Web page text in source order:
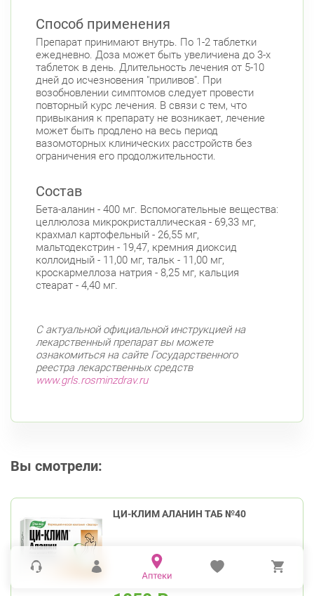
Способ применения
Препарат принимают внутрь. По 1-2 таблетки
ежедневно. Доза может быть увеличиена до 3-х
таблеток в день. Длительность лечения от 5-10
дней до исчезновения "приливов". При
возобновлении симптомов следует провести
повторный курс лечения. В связи с тем, что
привыкания к препарату не возникает, лечение
может быть продлено на весь период
вазомоторных клинических расстройств без
ограничения его продолжительности.
Состав
Бета-аланин - 400 мг. Вспомогательные вещества:
целлюлоза микрокристаллическая - 69,33 мг,
крахмал картофельный - 26,55 мг,
мальтодекстрин - 19,47, кремния диоксид
коллоидный - 11,00 мг, тальк - 11,00 мг,
кроскармеллоза натрия - 8,25 мг, кальция
стеарат - 4,40 мг.
С актуальной официальной инструкцией на
лекарственный препарат вы можете
ознакомиться на сайте Государственного
реестра лекарственных средств
www.grls.rosminzdrav.ru
Вы смотрели:
ЦИ-КЛИМ АЛАНИН ТАБ №40